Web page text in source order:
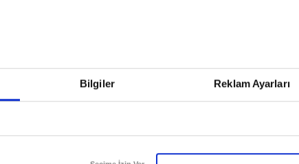
Bilgiler Reklam Ayarları